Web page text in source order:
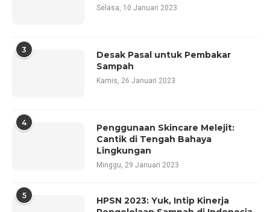
Selasa, 10 Januari 2023
3
Desak Pasal untuk Pembakar
Sampah
Kamis, 26 Januari 2023
4
Penggunaan Skincare Melejit:
Cantik di Tengah Bahaya
Lingkungan
Minggu, 29 Januari 2023
5
HPSN 2023: Yuk, Intip Kinerja